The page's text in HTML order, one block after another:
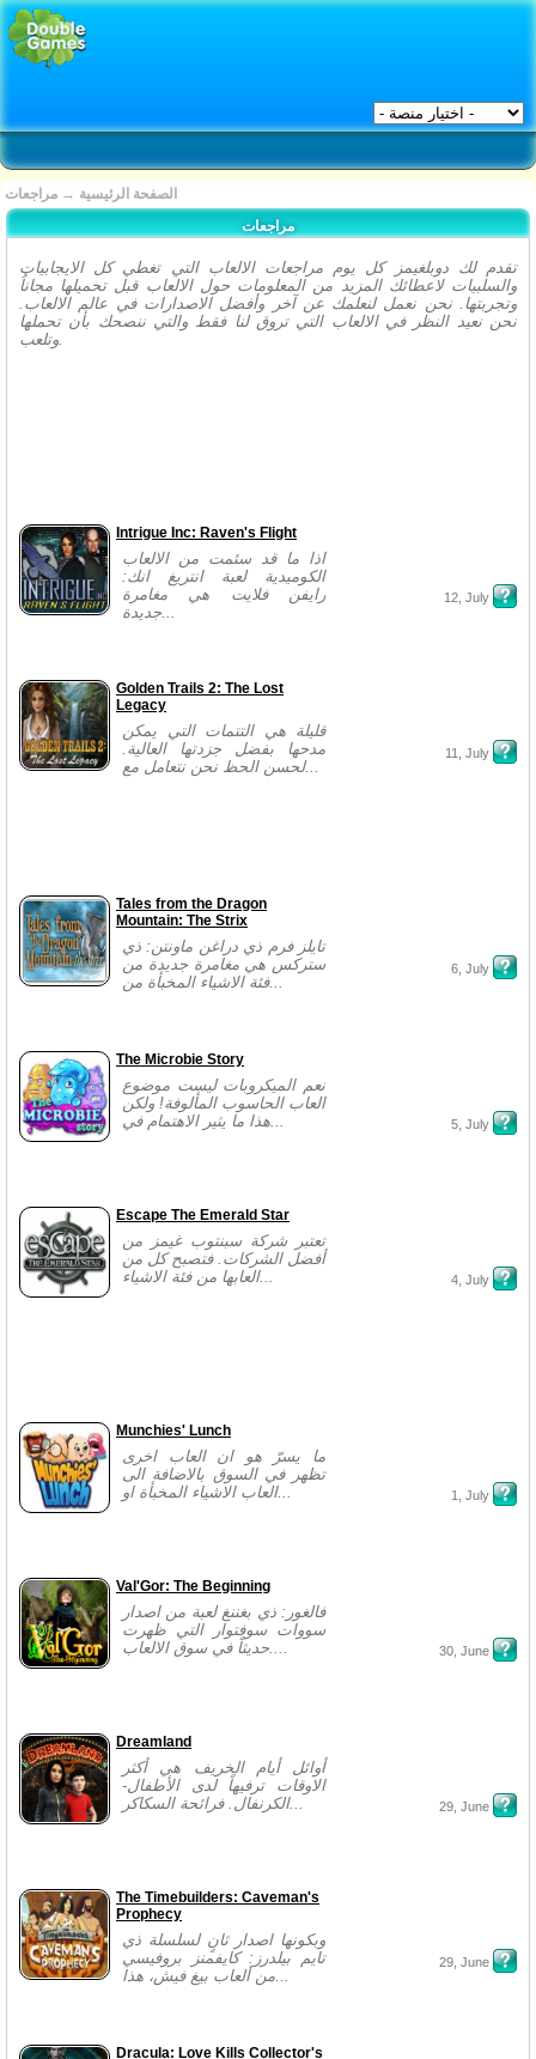
الصفحة الرئيسية → مراجعات
مراجعات
تقدم لك دوبلغيمز كل يوم مراجعات الالعاب التي تغطي كل الايجابيات
والسلبيات لاعطائك المزيد من المعلومات حول الالعاب قبل تحميلها مجاناُ
وتجربتها. نحن نعمل لنعلمك عن آخر وأفضل الاصدارات في عالم الالعاب.
نحن نعيد النظر في الالعاب التي تروق لنا فقط والتي ننصحك بأن تحملها
وتلعب.
Intrigue Inc: Raven's Flight
اذا ما قد سئمت من الالعاب
الكوميدية لعبة انتريغ انك:
رايفن فلايت هي مغامرة
جديدة...
12, July
Golden Trails 2: The Lost
Legacy
قليلة هي التتمات التي يمكن
مدحها بفضل جزدتها العالية.
لحسن الحظ نحن نتعامل مع...
11, July
Tales from the Dragon
Mountain: The Strix
تايلز فرم ذي دراغن ماونتن: ذي
ستركس هي مغامرة جديدة من
فئة الاشياء المخبأة من...
6, July
The Microbie Story
نعم الميكروبات ليست موضوع
العاب الحاسوب المألوفة! ولكن
هذا ما يثير الاهتمام في...
5, July
Escape The Emerald Star
تعتبر شركة سبنتوب غيمز من
أفضل الشركات. فتصبح كل من
العابها من فئة الاشياء...
4, July
Munchies' Lunch
ما يسرّ هو ان العاب اخرى
تظهر في السوق بالاضافة الى
العاب الاشياء المخبأة او...
1, July
Val'Gor: The Beginning
فالغور: ذي بغننغ لعبة من اصدار
سووات سوفتوار التي ظهرت
حديثاً في سوق الالعاب....
30, June
Dreamland
أوائل أيام الخريف هي أكثر
الاوقات ترفيهاً لدى الأطفال-
الكرنفال. فرائحة السكاكر...
29, June
The Timebuilders: Caveman's
Prophecy
وبكونها اصدار ثانٍ لسلسلة ذي
تايم بيلدرز: كايفمنز بروفيسي
من ألعاب بيغ فيش، هذا...
29, June
Dracula: Love Kills Collector's